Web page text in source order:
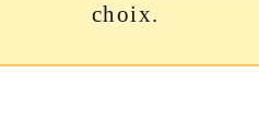
choix.